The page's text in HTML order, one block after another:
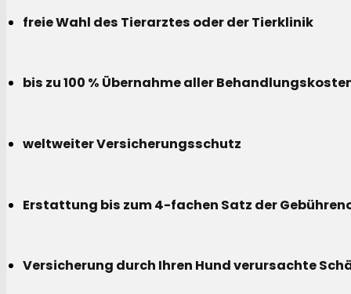
freie Wahl des Tierarztes oder der Tierklinik
bis zu 100 % Übernahme aller
weltweiter Versicherungsschutz
Erstattung bis zum 4-fachen Satz der
Versicherung durch Ihren Hund verursachte